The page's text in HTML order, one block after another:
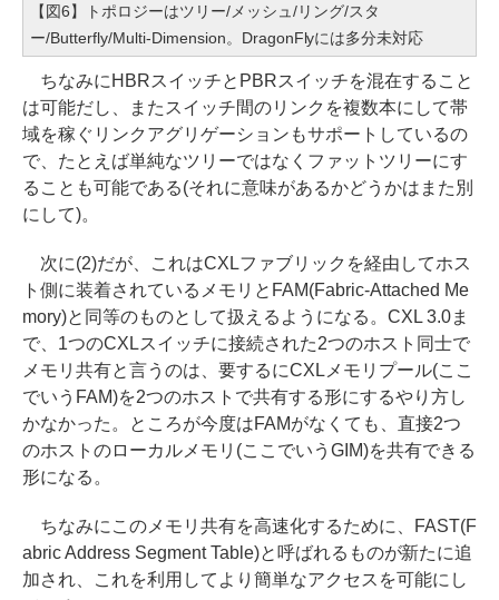
【図6】トポロジーはツリー/メッシュ/リング/スタ
ー/Butterfly/Multi-Dimension。DragonFlyには多分未対応
ちなみにHBRスイッチとPBRスイッチを混在すること
は可能だし、またスイッチ間のリンクを複数本にして帯
域を稼ぐリンクアグリゲーションもサポートしているの
で、たとえば単純なツリーではなくファットツリーにす
ることも可能である(それに意味があるかどうかはまた別
にして)。
次に(2)だが、これはCXLファブリックを経由してホス
ト側に装着されているメモリとFAM(Fabric-Attached Me
mory)と同等のものとして扱えるようになる。CXL 3.0ま
で、1つのCXLスイッチに接続された2つのホスト同士で
メモリ共有と言うのは、要するにCXLメモリプール(ここ
でいうFAM)を2つのホストで共有する形にするやり方し
かなかった。ところが今度はFAMがなくても、直接2つ
のホストのローカルメモリ(ここでいうGIM)を共有できる
形になる。
ちなみにこのメモリ共有を高速化するために、FAST(F
abric Address Segment Table)と呼ばれるものが新たに追
加され、これを利用してより簡単なアクセスを可能にし